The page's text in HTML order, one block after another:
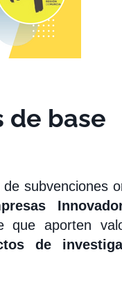
de base
subvenciones
aporten
de